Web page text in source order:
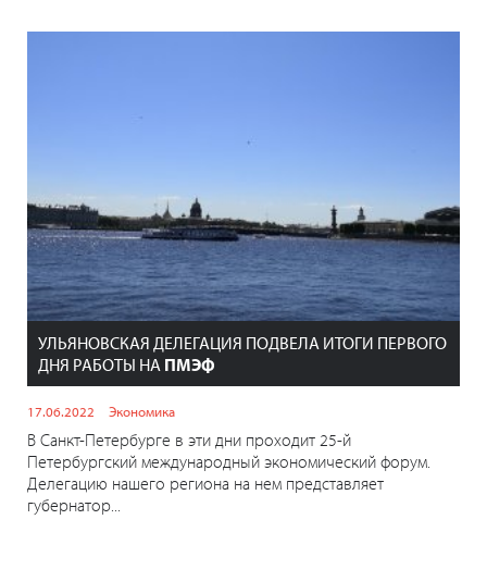
УЛЬЯНОВСКАЯ ДЕЛЕГАЦИЯ ПОДВЕЛА ИТОГИ ПЕРВОГО
ДНЯ РАБОТЫ НА ПМЭФ
17.06.2022 Экономика
В Санкт-Петербурге в эти дни проходит 25-й
Петербургский международный экономический форум.
Делегацию нашего региона на нем представляет
губернатор...